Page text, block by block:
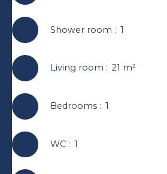
Shower room : 1
Living room : 21 m²
Bedrooms: 1
WC: 1